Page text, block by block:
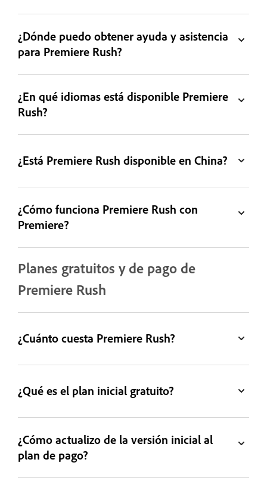
¿Dónde puedo obtener ayuda y asistencia
para Premiere Rush?
¿En qué idiomas está disponible Premiere
Rush?
¿Está Premiere Rush disponible en China?
¿Cómo funciona Premiere Rush con
Premiere?
Planes gratuitos y de pago de
Premiere Rush
¿Cuánto cuesta Premiere Rush?
¿Qué es el plan inicial gratuito?
¿Cómo actualizo de la versión inicial al
plan de pago?